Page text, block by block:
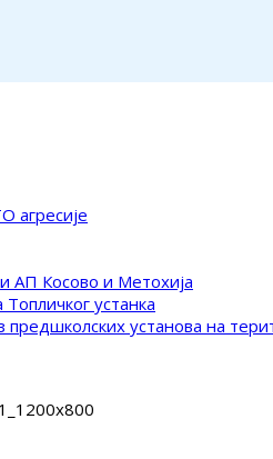
агресије
АП Косово и Метохија
устанка
установа на